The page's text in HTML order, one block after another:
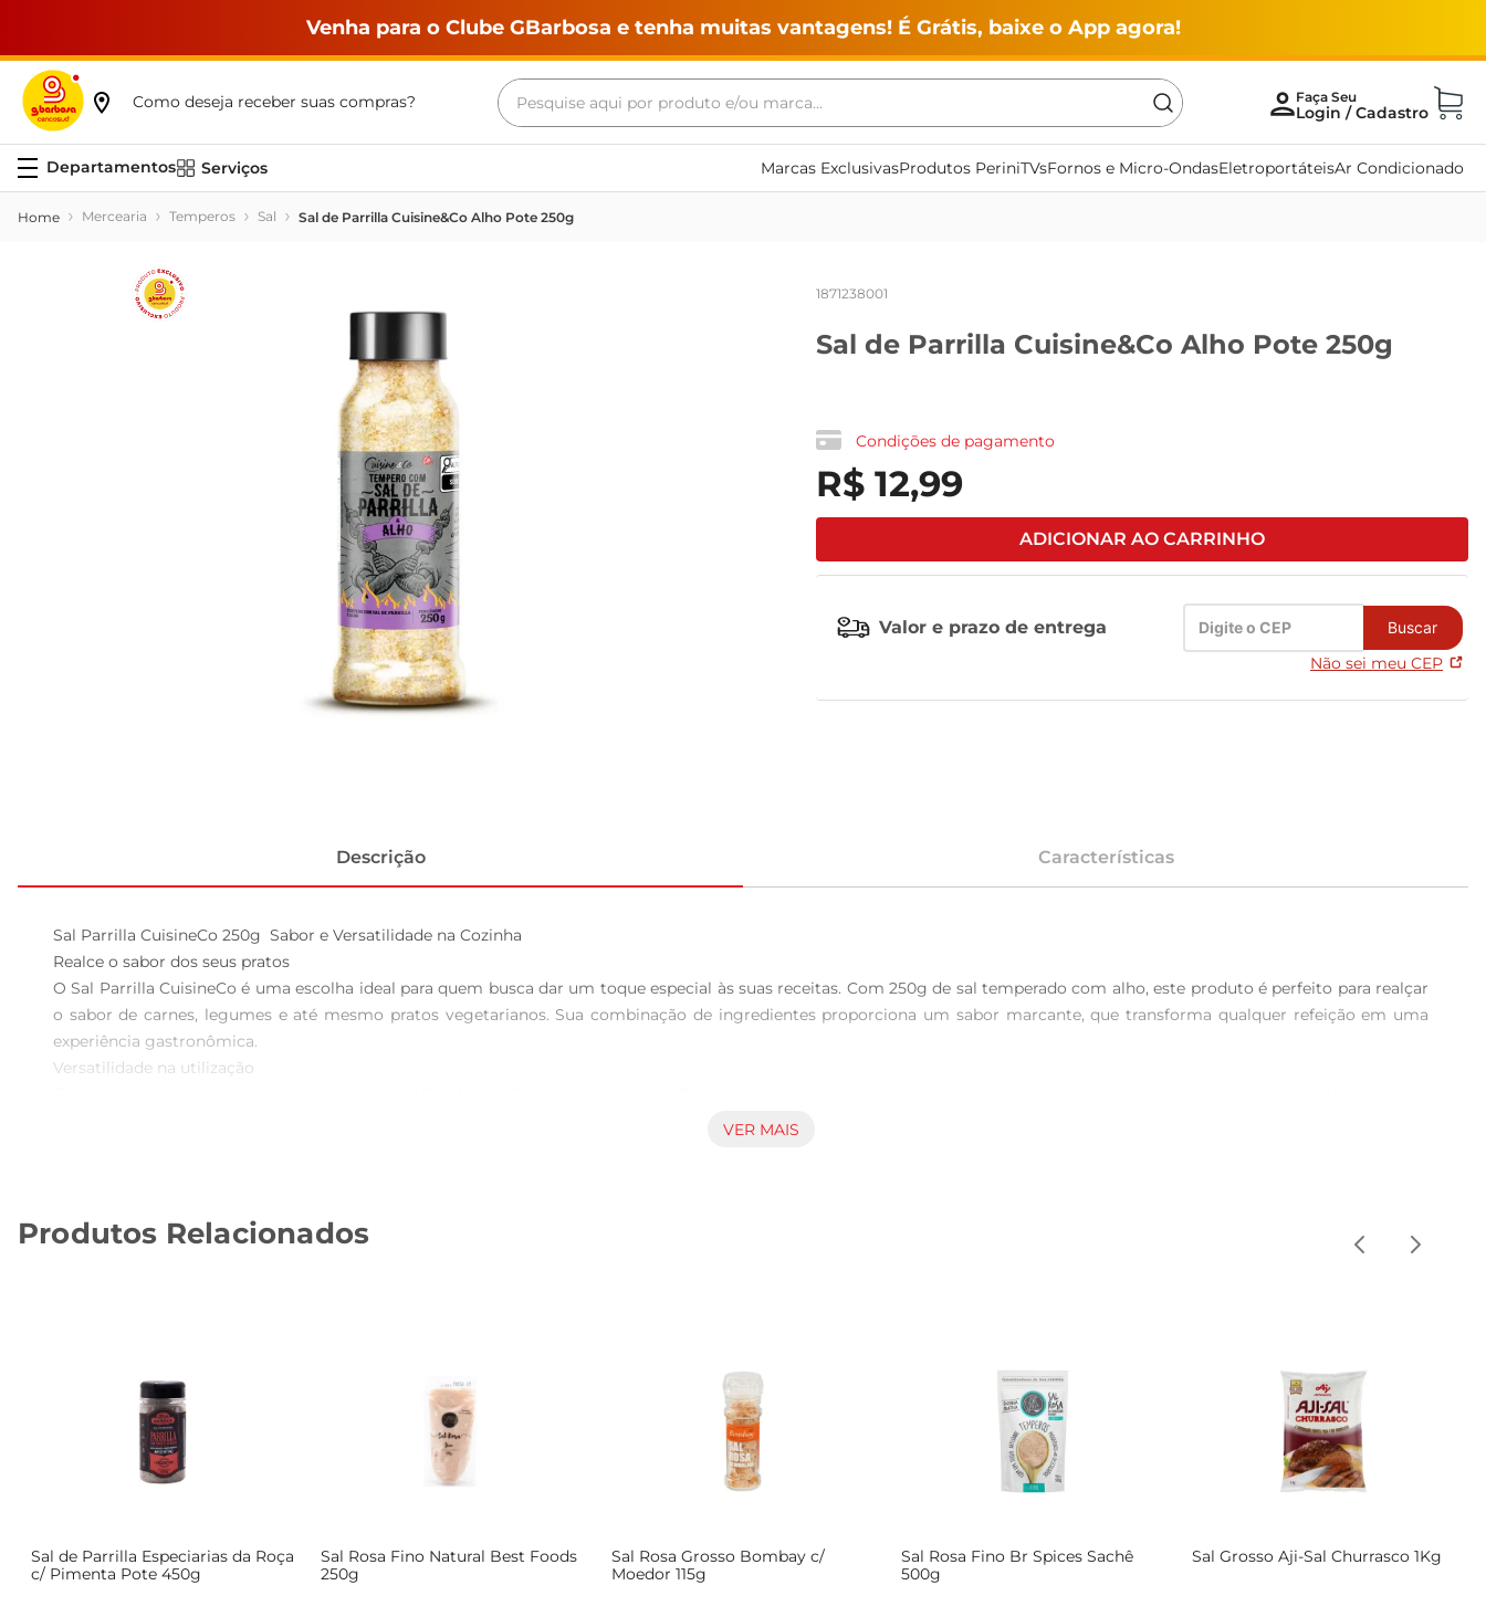
Venha para o Clube GBarbosa e tenha muitas vantagens! É Grátis, baixe o App agora!
Como deseja receber suas compras?
Pesquise aqui por produto e/ou marca...
Serviços Marcas ExclusivasProdutos PeriniTVsFornos e Micro-OndasEletroportáteisAr Condicionado
Mercearia Temperos Sal Sal de Parrilla Cuisine&Co Alho Pote 250g
1871238001
Sal de Parrilla Cuisine&Co Alho Pote 250g
Condições de pagamento
R$ 12,99
ADICIONAR AO CARRINHO
Valor e prazo de entrega Buscar
Não sei meu CEP
Descrição Características
Sal Parrilla CuisineCo 250g  Sabor e Versatilidade na Cozinha
Realce o sabor dos seus pratos
O Sal Parrilla CuisineCo é uma escolha ideal para quem busca dar um toque especial às suas receitas. Com 250g de sal temperado com alho, este produto é perfeito para realçar
o sabor de carnes, legumes e até mesmo pratos vegetarianos. Sua combinação de ingredientes proporciona um sabor marcante, que transforma qualquer refeição em uma
experiência gastronômica.
Versatilidade na utilização
especial em molhos e marinadas, o Sal Parrilla é a adição perfeita à sua despensa. Sua praticidade permite que você tenha sempre àmão um tempero que combina com
traz benefícios à saúde, como propriedades antioxidantes e antiinflamatórias. Ao escolher estesal, você está optando por um produto que alia sabor e saúde, ideal para quem se
VER MAIS
Produtos Relacionados
Sal de Parrilla Especiarias da Roça
c/ Pimenta Pote 450g
Sal Rosa Fino Natural Best Foods
250g
Sal Rosa Grosso Bombay c/
Moedor 115g
Sal Rosa Fino Br Spices Sachê
500g
Sal Grosso Aji-Sal Churrasco 1Kg
Termos mais buscados
maquina lavar